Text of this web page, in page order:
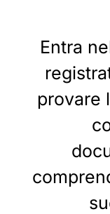
Entra
provare